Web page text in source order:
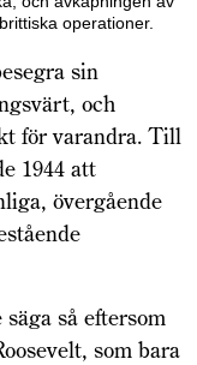
operationer.
sin
och
för varandra. Till
1944 att
över­gående
så eftersom
som bara